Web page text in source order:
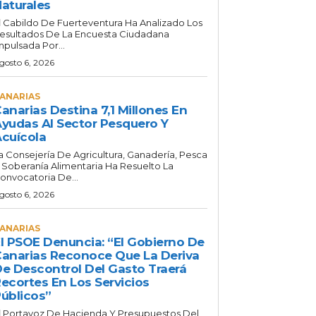
Cabildo De Fuerteventura Ha Analizado Los
De La Encuesta Ciudadana
Por...
6, 2026
Destina 7,1 Millones En
Al Sector Pesquero Y
Consejería De Agricultura, Ganadería, Pesca
Soberanía Alimentaria Ha Resuelto La
De...
6, 2026
PSOE Denuncia: “El Gobierno De
Reconoce Que La Deriva
Descontrol Del Gasto Traerá
En Los Servicios
Portavoz De Hacienda Y Presupuestos Del